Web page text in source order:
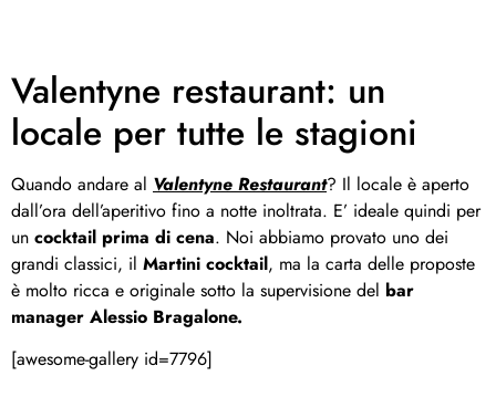
Valentyne restaurant: un
locale per tutte le stagioni
Quando andare al Valentyne Restaurant? Il locale è aperto
dall’ora dell’aperitivo fino a notte inoltrata. E’ ideale quindi per
un cocktail prima di cena. Noi abbiamo provato uno dei
grandi classici, il Martini cocktail, ma la carta delle proposte
è molto ricca e originale sotto la supervisione del bar
manager Alessio Bragalone.
[awesome-gallery id=7796]